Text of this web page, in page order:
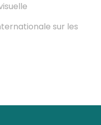
sur les